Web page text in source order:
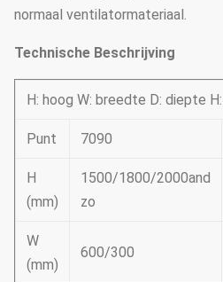
normaal ventilatormateriaal.
Technische Beschrijving
H: hoog W: breedte D: diepte
Punt 7090
H
(mm)
1500/1800/2000and
zo
W
(mm)
600/300